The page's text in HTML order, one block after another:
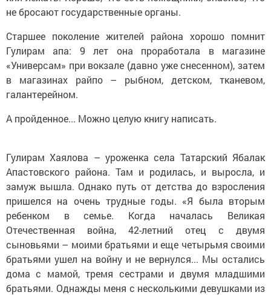
не бросают государственные органы.
Старшее поколение жителей района хорошо помнит
Гулирам апа: 9 лет она проработала в магазине
«Универсам» при вокзале (давно уже снесенном), затем
в магазинах райпо – рыбном, детском, тканевом,
галантерейном.
А пройденное... Можно целую книгу написать.
Гулирам Хаялова – уроженка села Татарский Ябалак
Апастовского района. Там и родилась, и выросла, и
замуж вышла. Однако путь от детства до взросления
пришелся на очень трудные годы. «Я была вторым
ребенком в семье. Когда началась Великая
Отечественная война, 42-летний отец с двумя
сыновьями – моими братьями и еще четырьмя своими
братьями ушел на войну и не вернулся... Мы остались
дома с мамой, тремя сестрами и двумя младшими
братьями. Однажды меня с несколькими девушками из